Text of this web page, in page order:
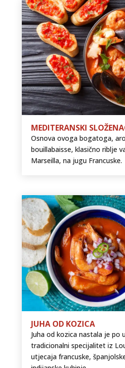
MEDITERANSKI
Osnova ovoga bogatoga,
bouillabaisse, klasično riblje
Marseilla, na jugu Francuske.
JUHA OD KOZICA
Juha od kozica nastala je po
tradicionalni specijalitet iz
utjecaja francuske,